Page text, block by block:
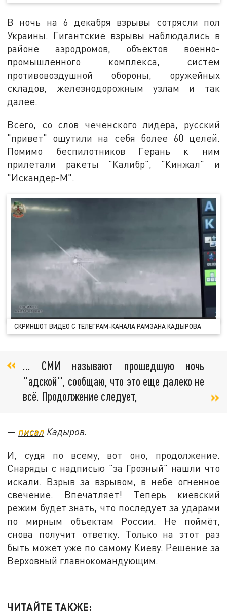
В ночь на 6 декабря взрывы сотрясли пол
Украины. Гигантские взрывы наблюдались в
районе аэродромов, объектов военно-
промышленного комплекса, систем
противовоздушной обороны, оружейных
складов, железнодорожным узлам и так
далее.
Всего, со слов чеченского лидера, русский
"привет" ощутили на себя более 60 целей.
Помимо беспилотников Герань к ним
прилетали ракеты "Калибр", "Кинжал" и
"Искандер-М".
СКРИНШОТ ВИДЕО С ТЕЛЕГРАМ-КАНАЛА РАМЗАНА КАДЫРОВА
… СМИ называют прошедшую ночь
"адской", сообщаю, что это еще далеко не
всё. Продолжение следует,
— писал Кадыров.
И, судя по всему, вот оно, продолжение.
Снаряды с надписью "за Грозный" нашли что
искали. Взрыв за взрывом, в небе огненное
свечение. Впечатляет! Теперь киевский
режим будет знать, что последует за ударами
по мирным объектам России. Не поймёт,
снова получит ответку. Только на этот раз
быть может уже по самому Киеву. Решение за
Верховный главнокомандующим.
ЧИТАЙТЕ ТАКЖЕ: